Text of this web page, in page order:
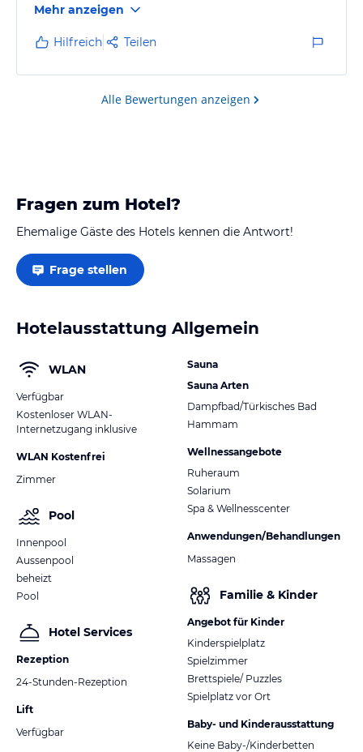
Mehr anzeigen
Hilfreich Teilen
Alle Bewertungen anzeigen
Fragen zum Hotel?
Ehemalige Gäste des Hotels kennen die Antwort!
Frage stellen
Hotelausstattung Allgemein
WLAN
Verfügbar
Kostenloser WLAN-
Internetzugang inklusive
WLAN Kostenfrei
Zimmer
Pool
Innenpool
Aussenpool
beheizt
Pool
Hotel Services
Rezeption
24-Stunden-Rezeption
Lift
Verfügbar
Sauna
Sauna Arten
Dampfbad/Türkisches Bad
Hammam
Wellnessangebote
Ruheraum
Solarium
Spa & Wellnesscenter
Anwendungen/Behandlungen
Massagen
Familie & Kinder
Angebot für Kinder
Kinderspielplatz
Spielzimmer
Brettspiele/ Puzzles
Spielplatz vor Ort
Baby- und Kinderausstattung
Keine Baby-/Kinderbetten